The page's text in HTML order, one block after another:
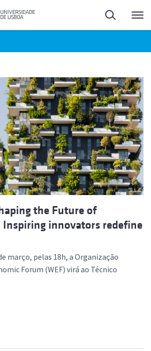
Pesquisa
the Future of
Inspiring innovators redefine
março, pelas 18h, a Organização
Forum (WEF) virá ao Técnico